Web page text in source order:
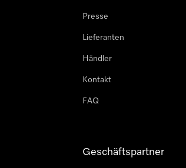
Presse
Lieferanten
Händler
Kontakt
FAQ
Geschäftspartner